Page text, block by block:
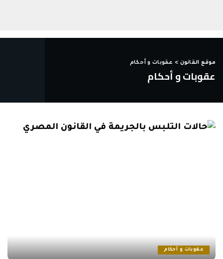
موقع القانون > عقوبات و أحكام
عقوبات و أحكام
عقوبات و أحكام